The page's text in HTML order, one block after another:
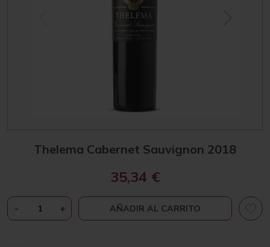
Thelema Cabernet Sauvignon 2018
35,34 €
-THELEMA
CABERNET
+ AÑADIR AL CARRITO